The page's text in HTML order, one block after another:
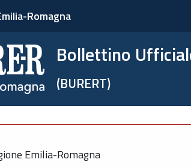
Romagna
Bollettino
(BURERT)
Emilia-Romagna